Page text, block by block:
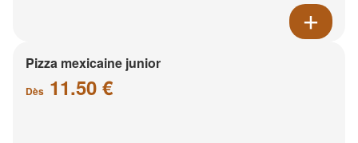
Pizza mexicaine junior
Dès 11.50 €